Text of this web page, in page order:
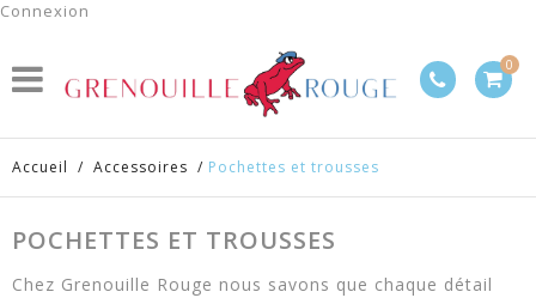
Connexion
0
Accueil / Accessoires / Pochettes et trousses
POCHETTES ET TROUSSES
Chez Grenouille Rouge nous savons que chaque détail